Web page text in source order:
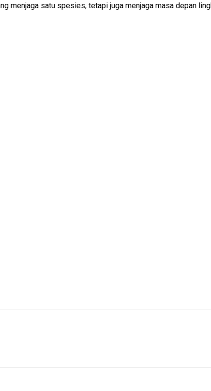
menjaga satu spesies, tetapi juga menjaga masa depan